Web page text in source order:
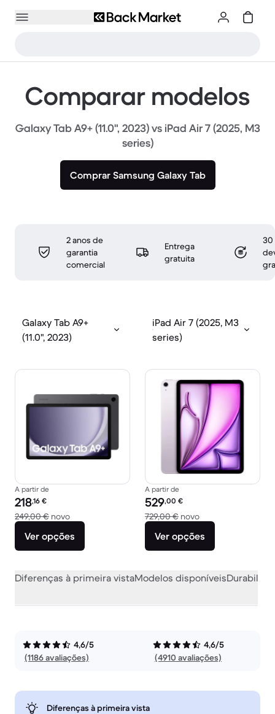
Comparar modelos
Galaxy Tab A9+ (11.0", 2023) vs iPad Air 7 (2025, M3
series)
Comprar Samsung Galaxy Tab
2 anos de
garantia
comercial
Entrega
gratuita
30
Galaxy Tab A9+
(11.0", 2023)
iPad Air 7 (2025, M3
series)
A partir de
Preço recondicionado:
218,16 €
249,00 € novoVersus 249,00 € novo
Ver opções
A partir de
Preço recondicionado:
529,00 €
729,00 € novoVersus 729,00 €
Ver opções
Diferenças à primeira vistaModelos disponíveis
4,6/5
(1186 avaliações)
4,6/5
(4910 avaliações)
Diferenças à primeira vista